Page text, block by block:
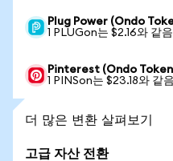
Plug Power (Ondo
1 PLUGon는 $2.16와 같음
Pinterest (Ondo
1 PINSon는 $23.18와 같음
더 많은 변환 살펴보기
고급 자산 전환